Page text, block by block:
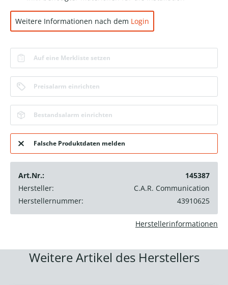
Weitere Informationen nach dem Login
Auf eine Merkliste setzen
Preisalarm einrichten
Bestandsalarm einrichten
Falsche Produktdaten melden
Art.Nr.:
145387
Hersteller:
C.A.R. Communication
Herstellernummer:
43910625
Herstellerinformationen
Weitere Artikel des Herstellers